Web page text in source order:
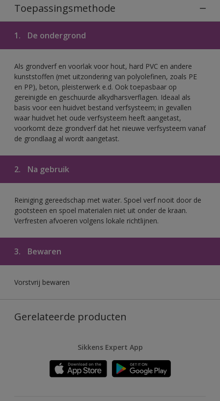
Toepassingsmethode
1. De ondergrond
Als grondverf en voorlak voor hout, hard PVC en andere
kunststoffen (met uitzondering van polyolefinen, zoals PE
en PP), beton, pleisterwerk e.d. Ook toepasbaar op
gereinigde en geschuurde alkydharsverflagen. Ideaal als
basis voor een huidvet bestand verfsysteem; in gevallen
waar huidvet het oude verfsysteem heeft aangetast,
voorkomt deze grondverf dat het nieuwe verfsysteem vanaf
de grondlaag al wordt aangetast.
2. Na gebruik
Reiniging gereedschap met water. Spoel verf nooit door de
gootsteen en spoel materialen niet uit onder de kraan.
Verfresten afvoeren volgens lokale richtlijnen.
3. Bewaren
Vorstvrij bewaren
Gerelateerde producten
Sikkens Expert App